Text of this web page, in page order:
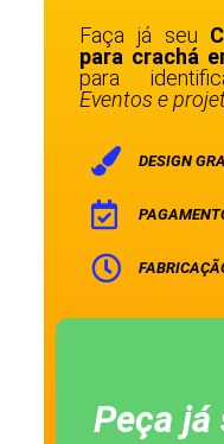
Faça já seu
para crachá
para
Eventos e
DESIGN
Peça já